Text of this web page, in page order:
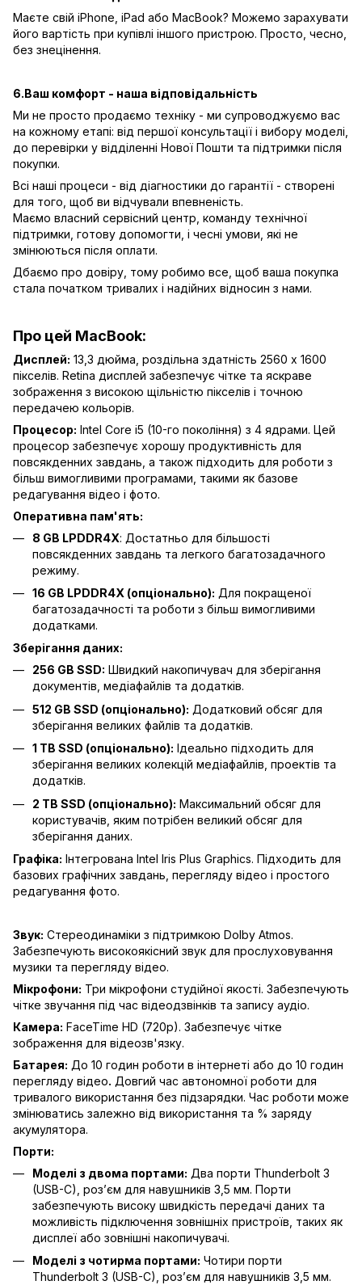
Маєте свій iPhone, iPad або MacBook? Можемо зарахувати
його вартість при купівлі іншого пристрою. Просто, чесно,
без знецінення.
6.Ваш комфорт - наша відповідальність
Ми не просто продаємо техніку - ми супроводжуємо вас
на кожному етапі: від першої консультації і вибору моделі,
до перевірки у відділенні Нової Пошти та підтримки після
покупки.
Всі наші процеси - від діагностики до гарантії - створені
для того, щоб ви відчували впевненість.
Маємо власний сервісний центр, команду технічної
підтримки, готову допомогти, і чесні умови, які не
змінюються після оплати.
Дбаємо про довіру, тому робимо все, щоб ваша покупка
стала початком тривалих і надійних відносин з нами.
Про цей MacBook:
Дисплей: 13,3 дюйма, роздільна здатність 2560 x 1600
пікселів. Retina дисплей забезпечує чітке та яскраве
зображення з високою щільністю пікселів і точною
передачею кольорів.
Процесор: Intel Core i5 (10-го покоління) з 4 ядрами. Цей
процесор забезпечує хорошу продуктивність для
повсякденних завдань, а також підходить для роботи з
більш вимогливими програмами, такими як базове
редагування відео і фото.
Оперативна пам'ять:
8 GB LPDDR4X: Достатньо для більшості
повсякденних завдань та легкого багатозадачного
режиму.
16 GB LPDDR4X (опціонально): Для покращеної
багатозадачності та роботи з більш вимогливими
додатками.
Зберігання даних:
256 GB SSD: Швидкий накопичувач для зберігання
документів, медіафайлів та додатків.
512 GB SSD (опціонально): Додатковий обсяг для
зберігання великих файлів та додатків.
1 TB SSD (опціонально): Ідеально підходить для
зберігання великих колекцій медіафайлів, проектів та
додатків.
2 TB SSD (опціонально): Максимальний обсяг для
користувачів, яким потрібен великий обсяг для
зберігання даних.
Графіка: Інтегрована Intel Iris Plus Graphics. Підходить для
базових графічних завдань, перегляду відео і простого
редагування фото.
Звук: Стереодинаміки з підтримкою Dolby Atmos.
Забезпечують високоякісний звук для прослуховування
музики та перегляду відео.
Мікрофони: Три мікрофони студійної якості. Забезпечують
чітке звучання під час відеодзвінків та запису аудіо.
Камера: FaceTime HD (720p). Забезпечує чітке
зображення для відеозв'язку.
Батарея: До 10 годин роботи в інтернеті або до 10 годин
перегляду відео. Довгий час автономної роботи для
тривалого використання без підзарядки. Час роботи може
змінюватись залежно від використання та % заряду
акумулятора.
Порти:
Моделі з двома портами: Два порти Thunderbolt 3
(USB-C), роз’єм для навушників 3,5 мм. Порти
забезпечують високу швидкість передачі даних та
можливість підключення зовнішніх пристроїв, таких як
дисплеї або зовнішні накопичувачі.
Моделі з чотирма портами: Чотири порти
Thunderbolt 3 (USB-C), роз’єм для навушників 3,5 мм.